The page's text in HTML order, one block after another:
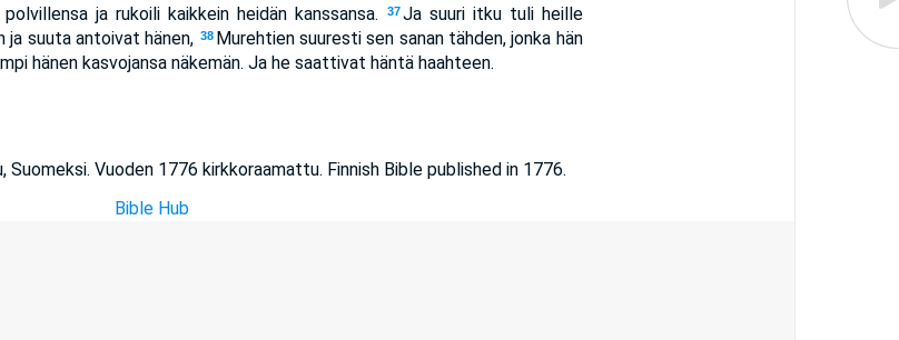
ja rukoili kaikkein heidän kanssansa.
37Ja suuri itku tuli heille
ja suuta antoivat hänen, 38 Murehtien suuresti sen sanan tähden, jonka hän
hänen kasvojansa näkemän. Ja he saattivat häntä haahteen.
Suomeksi. Vuoden 1776 kirkkoraamattu. Finnish Bible published in 1776.
Bible Hub